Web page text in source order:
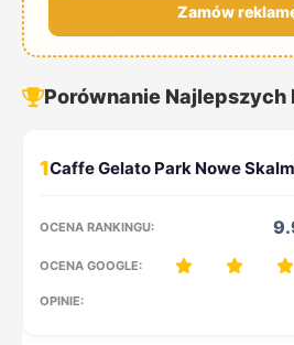
Zamów
Porównanie Najlepszych
1